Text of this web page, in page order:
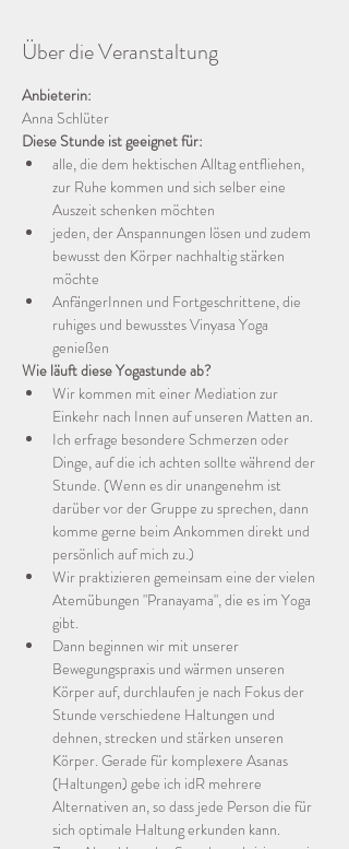
Über die Veranstaltung
Anbieterin:
Anna Schlüter
Diese Stunde ist geeignet für:
alle, die dem hektischen Alltag entfliehen,
zur Ruhe kommen und sich selber eine
Auszeit schenken möchten
jeden, der Anspannungen lösen und zudem
bewusst den Körper nachhaltig stärken
möchte
AnfängerInnen und Fortgeschrittene, die
ruhiges und bewusstes Vinyasa Yoga
genießen
Wie läuft diese Yogastunde ab?
Wir kommen mit einer Mediation zur
Einkehr nach Innen auf unseren Matten an.
Ich erfrage besondere Schmerzen oder
Dinge, auf die ich achten sollte während der
Stunde. (Wenn es dir unangenehm ist
darüber vor der Gruppe zu sprechen, dann
komme gerne beim Ankommen direkt und
persönlich auf mich zu.)
Wir praktizieren gemeinsam eine der vielen
Atemübungen "Pranayama", die es im Yoga
gibt.
Dann beginnen wir mit unserer
Bewegungspraxis und wärmen unseren
Körper auf, durchlaufen je nach Fokus der
Stunde verschiedene Haltungen und
dehnen, strecken und stärken unseren
Körper. Gerade für komplexere Asanas
(Haltungen) gebe ich idR mehrere
Alternativen an, so dass jede Person die für
sich optimale Haltung erkunden kann.